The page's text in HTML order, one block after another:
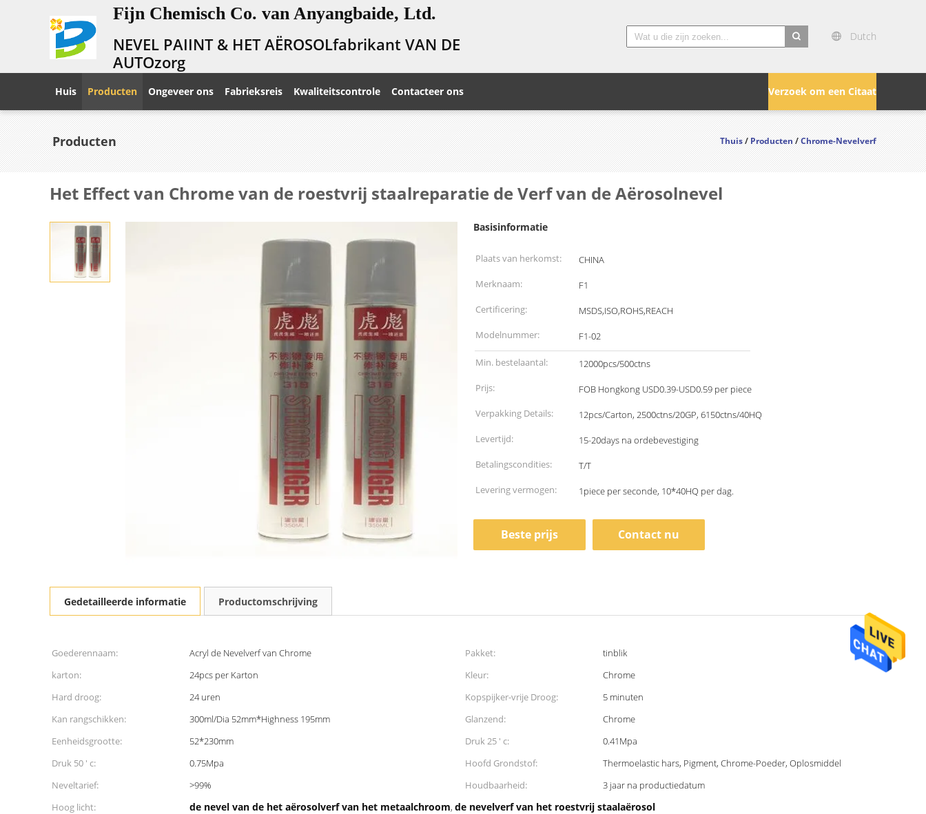
Fijn Chemisch Co. van Anyangbaide, Ltd.
NEVEL PAIINT & HET AËROSOLfabrikant VAN DE
AUTOzorg
Dutch
Verzoek om een Citaat
Huis Producten Ongeveer ons Fabrieksreis Kwaliteitscontrole Contacteer ons
Producten Thuis/Producten/Chrome-Nevelverf
Het Effect van Chrome van de roestvrij staalreparatie de Verf van de Aërosolnevel
Basisinformatie
Plaats van herkomst:
CHINA
Merknaam:
F1
Certificering:
MSDS,ISO,ROHS,REACH
Modelnummer:
F1-02
Min. bestelaantal:
12000pcs/500ctns
Prijs:
FOB Hongkong USD0.39-USD0.59 per piece
Verpakking Details:
12pcs/Carton, 2500ctns/20GP, 6150ctns/40HQ
Levertijd:
15-20days na ordebevestiging
Betalingscondities:
T/T
Levering vermogen:
1piece per seconde, 10*40HQ per dag.
Beste prijs Contact nu
Gedetailleerde informatie Productomschrijving
Goederennaam: Acryl de Nevelverf van Chrome Pakket:
tinblik
karton:
24pcs per Karton Kleur:
Chrome
Hard droog:
24 uren Kopspijker-vrije Droog:
5 minuten
Kan rangschikken:
300ml/Dia 52mm*Highness 195mm Glanzend:
Chrome
Eenheidsgrootte:
52*230mm Druk 25 ' c:
0.41Mpa
Druk 50 ' c:
0.75Mpa Hoofd Grondstof:
Thermoelastic hars, Pigment, Chrome-Poeder, Oplosmiddel
Neveltarief:
>99% Houdbaarheid:
3 jaar na productiedatum
Hoog licht:
de nevel van de het aërosolverf van het metaalchroom, de nevelverf van het roestvrij staalaërosol